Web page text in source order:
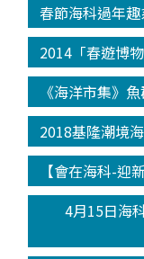
春節海科過年
2014「春遊博
《海洋市集》
2018基隆潮境
【會在海科-迎
4月15日海